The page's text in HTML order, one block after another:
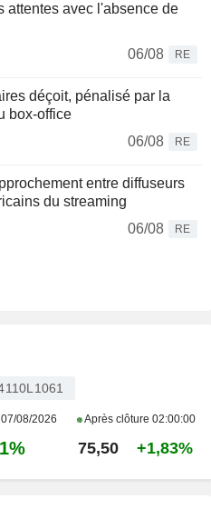
attentes avec l'absence de
06/08
RE
déçoit, pénalisé par la
box-office
06/08
RE
entre diffuseurs
du streaming
06/08
RE
08/2026 Après clôture 02:00:00
75,50 +1,83%